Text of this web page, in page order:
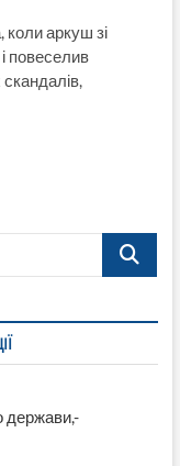
аркуш зі
повеселив
скандалів,
Поиск…
держави,-